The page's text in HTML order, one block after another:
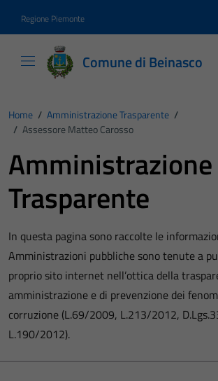
Regione Piemonte
Comune di Beinasco
Home / Amministrazione Trasparente /
/ Assessore Matteo Carosso
Amministrazione
Trasparente
In questa pagina sono raccolte le
Amministrazioni pubbliche sono tenute a
proprio sito internet nell’ottica della
amministrazione e di prevenzione dei
corruzione (L.69/2009, L.213/2012,
L.190/2012).